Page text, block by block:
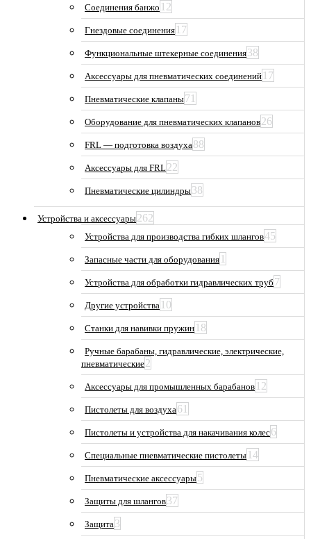
Соединения банжо 12
Гнездовые соединения 17
Функциональные штекерные соединения38
Аксессуары для пневматических соединений 17
Пневматические клапаны71
Оборудование для пневматических клапанов26
FRL — подготовка воздуха88
Аксессуары для FRL22
Пневматические цилиндры38
Устройства и аксессуары262
Устройства для производства гибких шлангов45
Запасные части для оборудования 1
Устройства для обработки гидравлических труб 7
Другие устройства 10
Станки для навивки пружин 18
Ручные барабаны, гидравлические, электрические,
пневматические2
Аксессуары для промышленных барабанов 12
Пистолеты для воздуха61
Пистолеты и устройства для накачивания колес6
Специальные пневматические пистолеты 14
Пневматические аксессуары5
Защиты для шлангов37
Защита3